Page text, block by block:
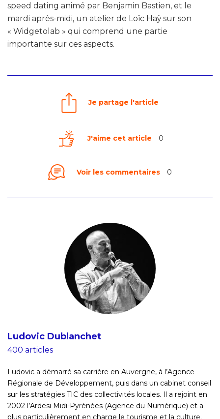
speed dating animé par Benjamin Bastien, et le
mardi après-midi, un atelier de Loïc Haÿ sur son
« Widgetolab » qui comprend une partie
importante sur ces aspects.
Je partage l'article
J'aime cet article 0
Voir les commentaires 0
Ludovic Dublanchet
400 articles
Ludovic a démarré sa carrière en Auvergne, à l’Agence
Régionale de Développement, puis dans un cabinet conseil
sur les stratégies TIC des collectivités locales. Il a rejoint en
2002 l’Ardesi Midi-Pyrénées (Agence du Numérique) et a
plus particulièrement en charge le tourisme et la culture.